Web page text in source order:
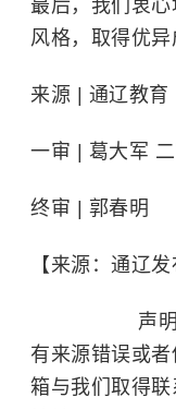
最后，我们衷
风格，取得优异
来源 | 通辽教育
一审 | 葛大军
终审 | 郭春明
【来源：通辽发
声明：此
有来源错误或
箱与我们取得